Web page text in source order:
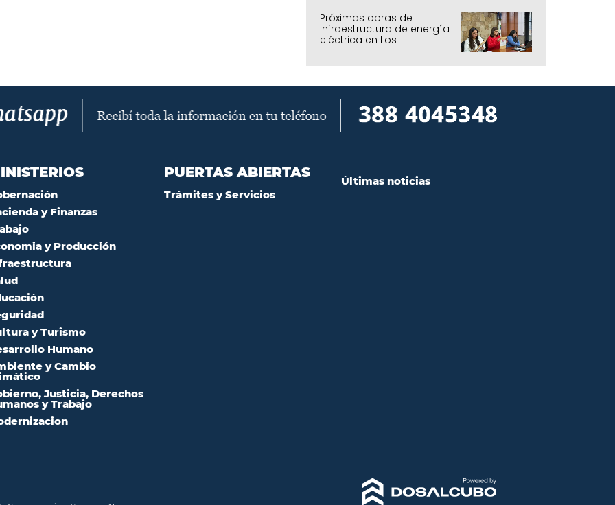
Próximas obras de
infraestructura de energía
eléctrica en Los
y Finanzas
y Producción
y Turismo
Humano
y Cambio
Justicia, Derechos
y Trabajo
PUERTAS ABIERTAS
Trámites y Servicios
Últimas noticias